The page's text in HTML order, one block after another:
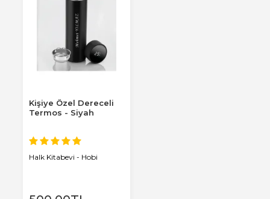
Kişiye Özel Dereceli
Termos - Siyah
Halk Kitabevi - Hobi